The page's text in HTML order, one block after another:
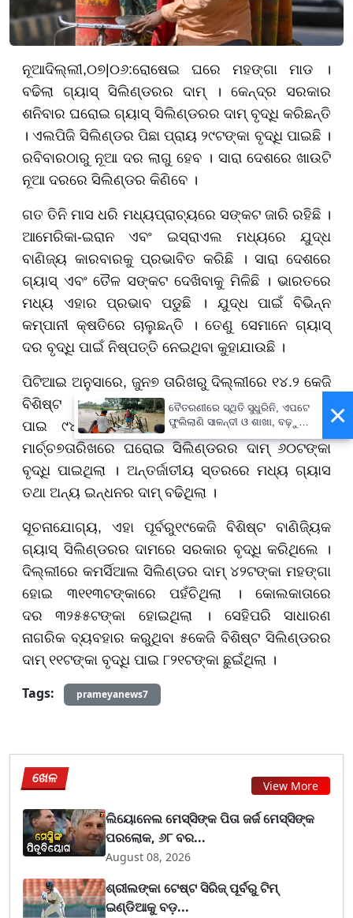
ନୂଆଦିଲ୍ଲୀ,୦୭| ୦୬:ରୋଷେଇ ଘରେ ମହଙ୍ଗା ମାଡ ।
ବଢିଲା ଗ୍ୟାସ୍ ସିଲିଣ୍ଡରର ଦାମ୍ । କେନ୍ଦ୍ର ସରକାର
ଶନିବାର ଘରୋଇ ଗ୍ୟାସ୍ ସିଲିଣ୍ଡରର ଦାମ୍ ବୃଦ୍ଧି କରିଛନ୍ତି
। ଏଲପିଜି ସିଲିଣ୍ଡର ପିଛା ପ୍ରାୟ ୨୯ଟଙ୍କା ବୃଦ୍ଧି ପାଇଛି ।
ରବିବାରଠାରୁ ନୂଆ ଦର ଲାଗୁ ହେବ । ସାରା ଦେଶରେ ଖାଉଟି
ନୂଆ ଦରରେ ସିଲିଣ୍ଡର କିଣିବେ ।
ଗତ ତିନି ମାସ ଧରି ମଧ୍ୟପ୍ରାଚ୍ୟରେ ସଙ୍କଟ ଜାରି ରହିଛି ।
ଆମେରିକା-ଇରାନ ଏବଂ ଇସ୍ରାଏଲ ମଧ୍ୟରେ ଯୁଦ୍ଧ
ବାଣିଜ୍ୟ କାରବାରକୁ ପ୍ରଭାବିତ କରିଛି । ସାରା ଦେଶରେ
ଗ୍ୟାସ୍ ଏବଂ ତୈଳ ସଙ୍କଟ ଦେଖିବାକୁ ମିଳିଛି । ଭାରତରେ
ମଧ୍ୟ ଏହାର ପ୍ରଭାବ ପଡୁଛି । ଯୁଦ୍ଧ ପାଇଁ ବିଭିନ୍ନ
କମ୍ପାନୀ କ୍ଷତିରେ ଚାଲୁଛନ୍ତି । ତେଣୁ ସେମାନେ ଗ୍ୟାସ୍
ଦର ବୃଦ୍ଧି ପାଇଁ ନିଷ୍ପତ୍ତି ନେଇଥିବା କୁହାଯାଉଛି ।
ପିଟିଆଇ ଅନୁସାରେ, ଜୁନ୭ ତାରିଖରୁ ଦିଲ୍ଲୀରେ ୧୪.୨କେଜି
ବିଶିଷ୍ଟ ସିଲିଣ୍ଡର୯୧୩ଟଙ୍କାରୁ ବୃଦ୍ଧି
ପାଇ ୯୪୨ଟଙ୍କାରେ ପହଁଚି ଯାଇଛି । ଏହାପୂର୍ବରୁ
ମାର୍ଚ୍ଚ୭ତାରିଖରେ ଘରୋଇ ସିଲିଣ୍ଡରର ଦାମ୍ ୬୦ଟଙ୍କା
ବୃଦ୍ଧି ପାଇଥିଲା । ଅନ୍ତର୍ଜାତୀୟ ସ୍ତରରେ ମଧ୍ୟ ଗ୍ୟାସ
ତଥା ଅନ୍ୟ ଇନ୍ଧନର ଦାମ୍ ବଢିଥିଲା ।
ସୂଚନାଯୋଗ୍ୟ, ଏହା ପୂର୍ବରୁ୧୯କେଜି ବିଶିଷ୍ଟ ବାଣିଜ୍ୟିକ
ଗ୍ୟାସ୍ ସିଲିଣ୍ଡରର ଦାମରେ ସରକାର ବୃଦ୍ଧି କରିଥିଲେ ।
ଦିଲ୍ଲୀରେ କମର୍ସିଆଲ ସିଲିଣ୍ଡର ଦାମ୍ ୪୨ଟଙ୍କା ମହଙ୍ଗା
ହୋଇ ୩୧୧୩ଟଙ୍କାରେ ପହଁଚିଥିଲା । କୋଲକାତାରେ
ଦର୩୨୫୫ଟଙ୍କା ହୋଇଥିଲା । ସେହିପରି ସାଧାରଣ
ନାଗରିକ ବ୍ୟବହାର କରୁଥିବା ୫କେଜି ବିଶିଷ୍ଟ ସିଲିଣ୍ଡରର
ଦାମ୍ ୧୧ଟଙ୍କା ବୃଦ୍ଧି ପାଇ ୮୨୧ଟଙ୍କା ଛୁଇଁଥିଲା ।
Tags: prameyanews7
ଖେଳ View More
ଲିୟୋନେଲ ମେସ୍ସିଙ୍କ ପିତା ଜର୍ଜ ମେସ୍ସିଙ୍କ
ପରଲୋକ, ୬୮ ବର...
August 08, 2026
ଶ୍ରୀଲଙ୍କା ଟେଷ୍ଟ ସିରିଜ୍‌ ପୂର୍ବରୁ ଟିମ୍‌
ଇଣ୍ଡିଆକୁ ବଡ଼...
×
ବୈତରଣୀରେ ସ୍ଥିତି ସୁଧୁରିନି, ଏପଟେ
ଫୁଲିଲାଣି ସାଳନ୍ଦୀ ଓ ଶାଖା, ବଢ଼ୁଛି
ବନ୍ୟା ଭୟ